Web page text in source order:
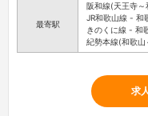
最寄駅
阪和線(天王寺
JR和歌山線 - 和
きのくに線 - 和
紀勢本線(和歌
求